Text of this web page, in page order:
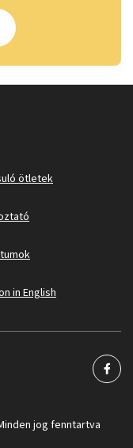
ötletek
in English
jog fenntartva